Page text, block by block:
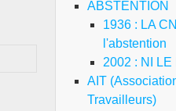
ABSTENTION
1936 : LA
l'abstention
2002 : NI
AIT
Travailleurs)